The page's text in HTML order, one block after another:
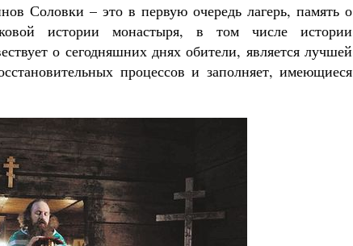
Соловки – это в первую очередь лагерь, память о
истории монастыря, в том числе истории
о сегодняшних днях обители, является лучшей
процессов и заполняет, имеющиеся